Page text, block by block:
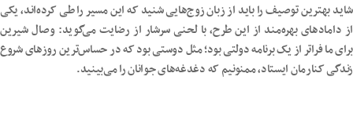
شاید بهترین توصیف را باید از زبان زوج‌هایی شنید که این مسیر را طی کرده‌اند، یکی
از دامادهای بهره‌مند از این طرح، با لحنی سرشار از رضایت می‌گوید: وصال شیرین
برای ما فراتر از یک برنامه دولتی بود؛ مثل دوستی بود که در حساس‌ترین روزهای شروع
زندگی کنارمان ایستاد، ممنونیم که دغدغه‌های جوانان را می‌بینید.